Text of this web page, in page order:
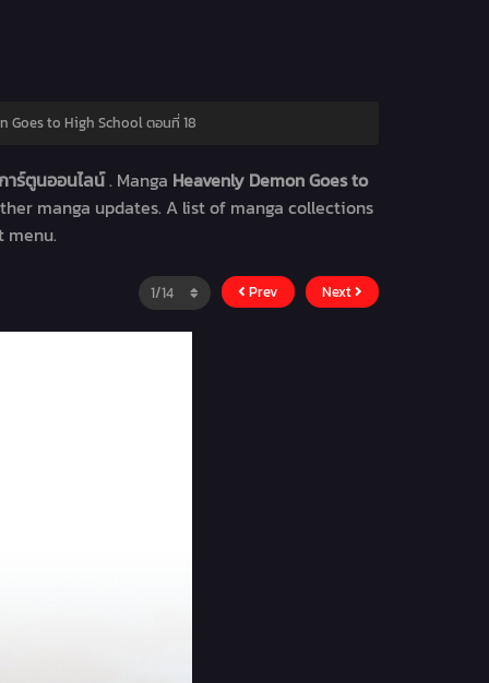
Goes to High School ตอนที่ 18
าร์ตูนออนไลน์. Manga Heavenly Demon Goes to
manga updates. A list of manga collections
menu.
Prev Next